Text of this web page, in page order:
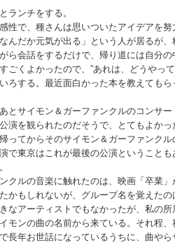
ランチをする。
性で、種さんは思いついたアイデアを
んだか元気が出る」という人が居るが
ら会話をするだけで、帰り道には自分
ごくよかったので、”あれは、どうやっ
ろする。最近面白かった本を教えても
とサイモン＆ガーファンクルのコンサ
演を観られたのだそうで、とてもよか
ってからそのサイモン＆ガーファンク
で東京はこれが最後の公演ということ
クルの音楽に触れたのは、映画「卒業
かもしれないが、グループ名を覚えた
なアーティストでもなかったが、私の
モンの曲の名前から来ている。それ程
長年お世話になっているうちに、曲や